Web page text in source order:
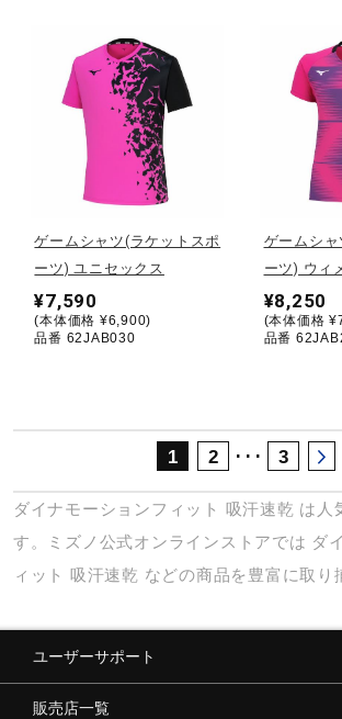
セール
その他
サポート
直営店一覧
ゲームシャツ(ラケットスポ
ーツ) ユニセックス
¥7,590
(本体価格 ¥6,900)
品番 62JAB030
ゲームシ
ーツ) ウィ
¥8,250
(本体価格
品番
1 2 ･･･ 3
ダイナモーションフィット 吸汗速乾 は人
す。ミズノ公式オンラインストアでは ダ
ィット 吸汗速乾 などの商品を豊富に取り
ユーザーサポート
販売店一覧